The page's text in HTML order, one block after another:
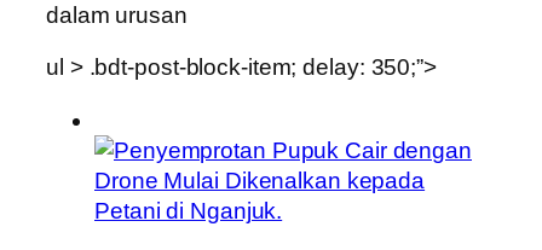
dalam urusan
ul > .bdt-post-block-item; delay: 350;”>